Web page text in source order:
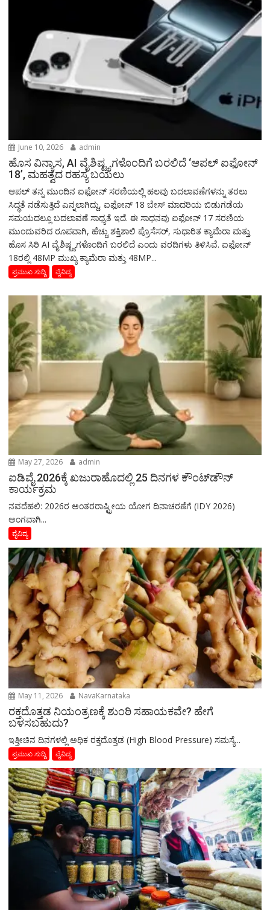
June 10, 2026 admin
ಹೊಸ ವಿನ್ಯಾಸ, AI ವೈಶಿಷ್ಟ್ಯಗಳೊಂದಿಗೆ ಬರಲಿದೆ ‘ಆಪಲ್ ಐಫೋನ್
18’, ಮಹತ್ವದ ರಹಸ್ಯ ಬಯಲು
ಆಪಲ್ ತನ್ನ ಮುಂದಿನ ಐಫೋನ್ ಸರಣಿಯಲ್ಲಿ ಹಲವು ಬದಲಾವಣೆಗಳನ್ನು ತರಲು
ಸಿದ್ಧತೆ ನಡೆಸುತ್ತಿದೆ ಎನ್ನಲಾಗಿದ್ದು, ಐಫೋನ್ 18 ಬೇಸ್ ಮಾದರಿಯ ಬಿಡುಗಡೆಯ
ಸಮಯದಲ್ಲೂ ಬದಲಾವಣೆ ಸಾಧ್ಯತೆ ಇದೆ. ಈ ಸಾಧನವು ಐಫೋನ್ 17 ಸರಣಿಯ
ಮುಂದುವರಿದ ರೂಪವಾಗಿ, ಹೆಚ್ಚು ಶಕ್ತಿಶಾಲಿ ಪ್ರೊಸೆಸರ್, ಸುಧಾರಿತ ಕ್ಯಾಮೆರಾ ಮತ್ತು
ಹೊಸ ಸಿರಿ AI ವೈಶಿಷ್ಟ್ಯಗಳೊಂದಿಗೆ ಬರಲಿದೆ ಎಂದು ವರದಿಗಳು ತಿಳಿಸಿವೆ. ಐಫೋನ್
18ರಲ್ಲಿ 48MP ಮುಖ್ಯ ಕ್ಯಾಮೆರಾ ಮತ್ತು 48MP...
ಪ್ರಮುಖ ಸುದ್ದಿ ವೈವಿದ್ಯ
May 27, 2026 admin
ಐಡಿವೈ 2026ಕ್ಕೆ ಖಜುರಾಹೊದಲ್ಲಿ 25 ದಿನಗಳ ಕೌಂಟ್‌ಡೌನ್
ಕಾರ್ಯಕ್ರಮ
ನವದೆಹಲಿ: 2026ರ ಅಂತರರಾಷ್ಟ್ರೀಯ ಯೋಗ ದಿನಾಚರಣೆಗೆ (IDY 2026)
ಅಂಗವಾಗಿ...
ವೈವಿದ್ಯ
May 11, 2026 NavaKarnataka
ರಕ್ತದೊತ್ತಡ ನಿಯಂತ್ರಣಕ್ಕೆ ಶುಂಠಿ ಸಹಾಯಕವೇ? ಹೇಗೆ
ಬಳಸಬಹುದು?
ಇತ್ತೀಚಿನ ದಿನಗಳಲ್ಲಿ ಅಧಿಕ ರಕ್ತದೊತ್ತಡ (High Blood Pressure) ಸಮಸ್ಯೆ...
ಪ್ರಮುಖ ಸುದ್ದಿ ವೈವಿದ್ಯ